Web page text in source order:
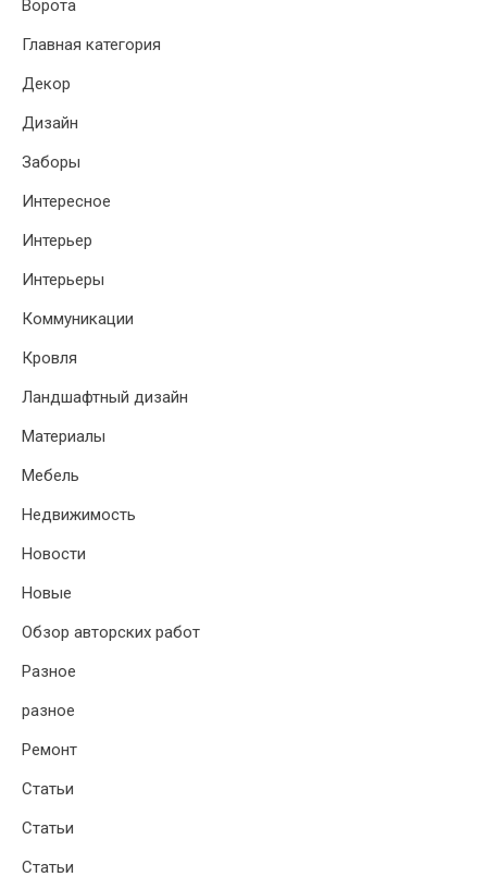
Ворота
Главная категория
Декор
Дизайн
Заборы
Интересное
Интерьер
Интерьеры
Коммуникации
Кровля
Ландшафтный дизайн
Материалы
Мебель
Недвижимость
Новости
Новые
Обзор авторских работ
Разное
разное
Ремонт
Статьи
Статьи
Статьи